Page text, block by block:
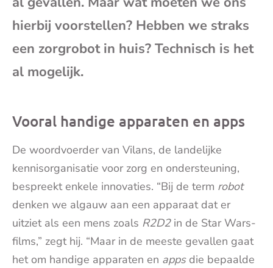
hierbij voorstellen? Hebben we straks
een zorgrobot in huis? Technisch is het
al mogelijk.
Vooral handige apparaten en apps
De woordvoerder van Vilans, de landelijke
kennisorganisatie voor zorg en ondersteuning,
bespreekt enkele innovaties. “Bij de term robot
denken we algauw aan een apparaat dat er
uitziet als een mens zoals R2D2in de Star Wars-
films,” zegt hij. “Maar in de meeste gevallen gaat
het om handige apparaten en appsdie bepaalde